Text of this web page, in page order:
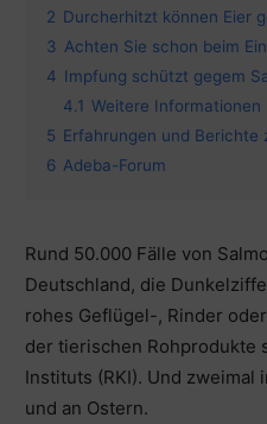
2 Durcherhitzt können Eier
3 Achten Sie schon beim
4 Impfung schützt gegem
4.1 Weitere Informationen
5 Erfahrungen und Berichte
6 Adeba-Forum
Rund 50.000 Fälle von
Deutschland, die
rohes Geflügel-, Rinder oder
der tierischen Rohprodukte
Instituts (RKI). Und
und an Ostern.